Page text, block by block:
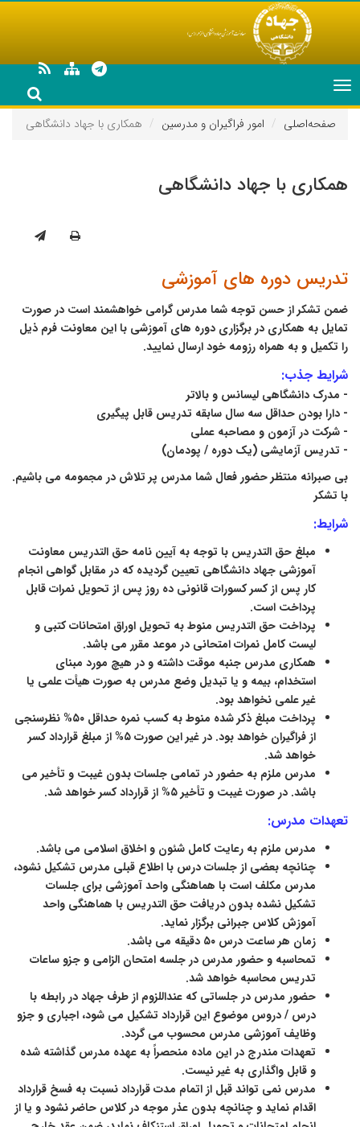
Toggle
navigation
صفحه‌اصلی
امور فراگیران و مدرسین همکاری با جهاد دانشگاهی
همکاری با جهاد دانشگاهی
تدریس دوره های آموزشی
ضمن تشکر از حسن توجه شما مدرس گرامی خواهشمند است در صورت
تمایل به همکاری در برگزاری دوره های آموزشی با این معاونت فرم ذیل
را تکمیل و به همراه رزومه خود ارسال نمایید.
شرایط جذب:
- مدرک دانشگاهی لیسانس و بالاتر
- دارا بودن حداقل سه سال سابقه تدریس قابل پیگیری
- شرکت در آزمون و مصاحبه عملی
- تدریس آزمایشی (یک دوره / پودمان)
بی صبرانه منتظر حضور فعال شما مدرس پر تلاش در مجمومه می باشیم.
با تشکر
شرایط:
مبلغ حق التدریس با توجه به آیین نامه حق التدریس معاونت
آموزشی جهاد دانشگاهی تعیین گردیده که در مقابل گواهی انجام
کار پس از کسر کسورات قانونی ده روز پس از تحویل نمرات قابل
پرداخت است.
پرداخت حق التدریس منوط به تحویل اوراق امتحانات کتبی و
لیست کامل نمرات امتحانی در موعد مقرر می باشد.
همکاری مدرس جنبه موقت داشته و در هیچ مورد مبنای
استخدام، بیمه و یا تبدیل وضع مدرس به صورت هیأت علمی یا
غیر علمی نخواهد بود.
پرداخت مبلغ ذکر شده منوط به کسب نمره حداقل ۵۰% نظرسنجی
از فراگیران خواهد بود. در غیر این صورت ۵% از مبلغ قرارداد کسر
خواهد شد.
مدرس ملزم به حضور در تمامی جلسات بدون غیبت و تأخیر می
باشد. در صورت غیبت و تأخیر ۵% از قرارداد کسر خواهد شد.
تعهدات مدرس:
مدرس ملزم به رعایت کامل شئون و اخلاق اسلامی می باشد.
چنانچه بعضی از جلسات درس با اطلاع قبلی مدرس تشکیل نشود،
مدرس مکلف است با هماهنگی واحد آموزشی برای جلسات
تشکیل نشده بدون دریافت حق التدریس با هماهنگی واحد
آموزش کلاس جبرانی برگزار نماید.
زمان هر ساعت درس ۵۰ دقیقه می باشد.
تمحاسبه و حضور مدرس در جلسه امتحان الزامی و جزو ساعات
تدریس محاسبه خواهد شد.
حضور مدرس در جلساتی که عنداللزوم از طرف جهاد در رابطه با
درس / دروس موضوع این قرارداد تشکیل می شود، اجباری و جزو
وظایف آموزشی مدرس محسوب می گردد.
تعهدات مندرج در این ماده منحصراً به عهده مدرس گذاشته شده
و قابل واگذاری به غیر نیست.
مدرس نمی تواند قبل از اتمام مدت قرارداد نسبت به فسخ قرارداد
اقدام نماید و چنانچه بدون عذر موجه در کلاس حاضر نشود و یا از